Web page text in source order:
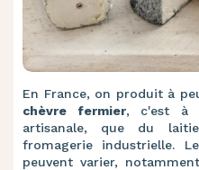
En France, on produit à
chèvre fermier, c'est à
artisanale, que du
fromagerie industrielle.
peuvent varier,